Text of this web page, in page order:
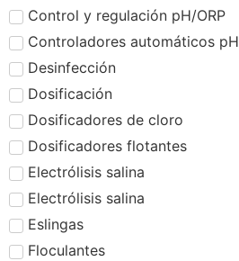
Control y regulación pH/ORP
Controladores automáticos pH
Desinfección
Dosificación
Dosificadores de cloro
Dosificadores flotantes
Electrólisis salina
Electrólisis salina
Eslingas
Floculantes